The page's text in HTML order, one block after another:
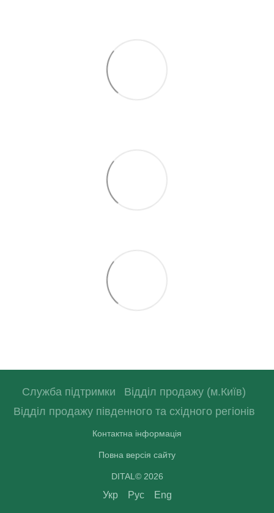
Служба підтримки
Відділ продажу (м.Київ)
Відділ продажу південного та східного регіонів
Контактна інформація
Повна версія сайту
DITAL© 2026
Укр Рус Eng